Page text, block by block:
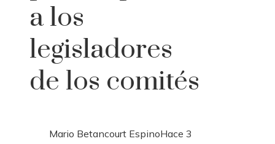
a los
legisladores
de los comités
Mario Betancourt EspinoHace 3